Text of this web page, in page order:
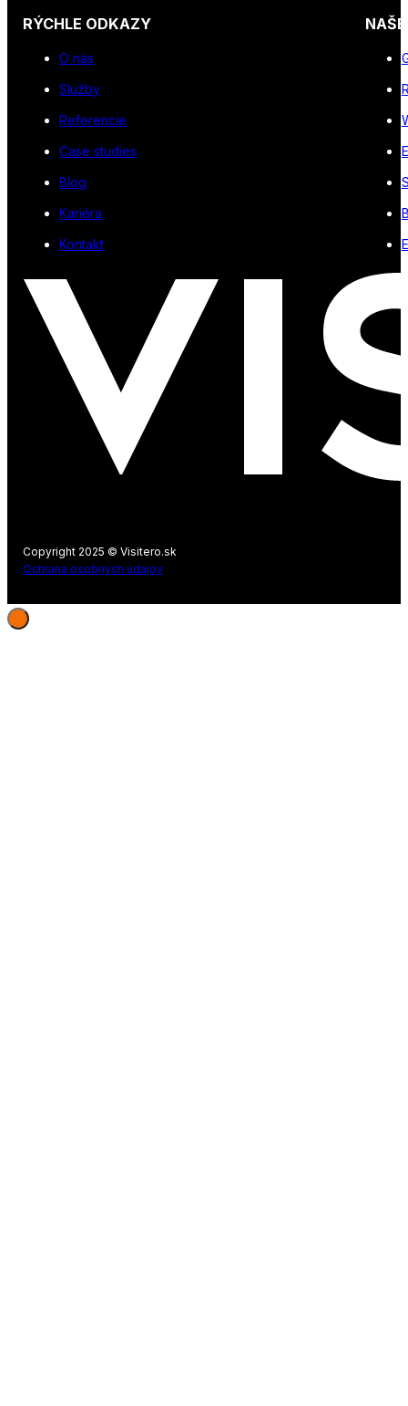
RÝCHLE ODKAZY
O nás
Služby
Referencie
Case studies
Blog
Kariéra
Kontakt
Copyright 2025 © Visitero.sk
Ochrana osobných údajov